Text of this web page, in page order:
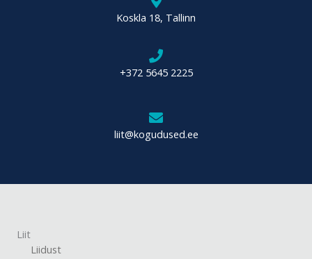
Koskla 18, Tallinn
+372 5645 2225
liit@kogudused.ee
Liit
Liidust